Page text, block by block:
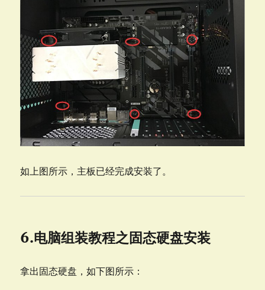
如上图所示，主板已经完成安装了。
6.电脑组装教程之固态硬盘安装
拿出固态硬盘，如下图所示：